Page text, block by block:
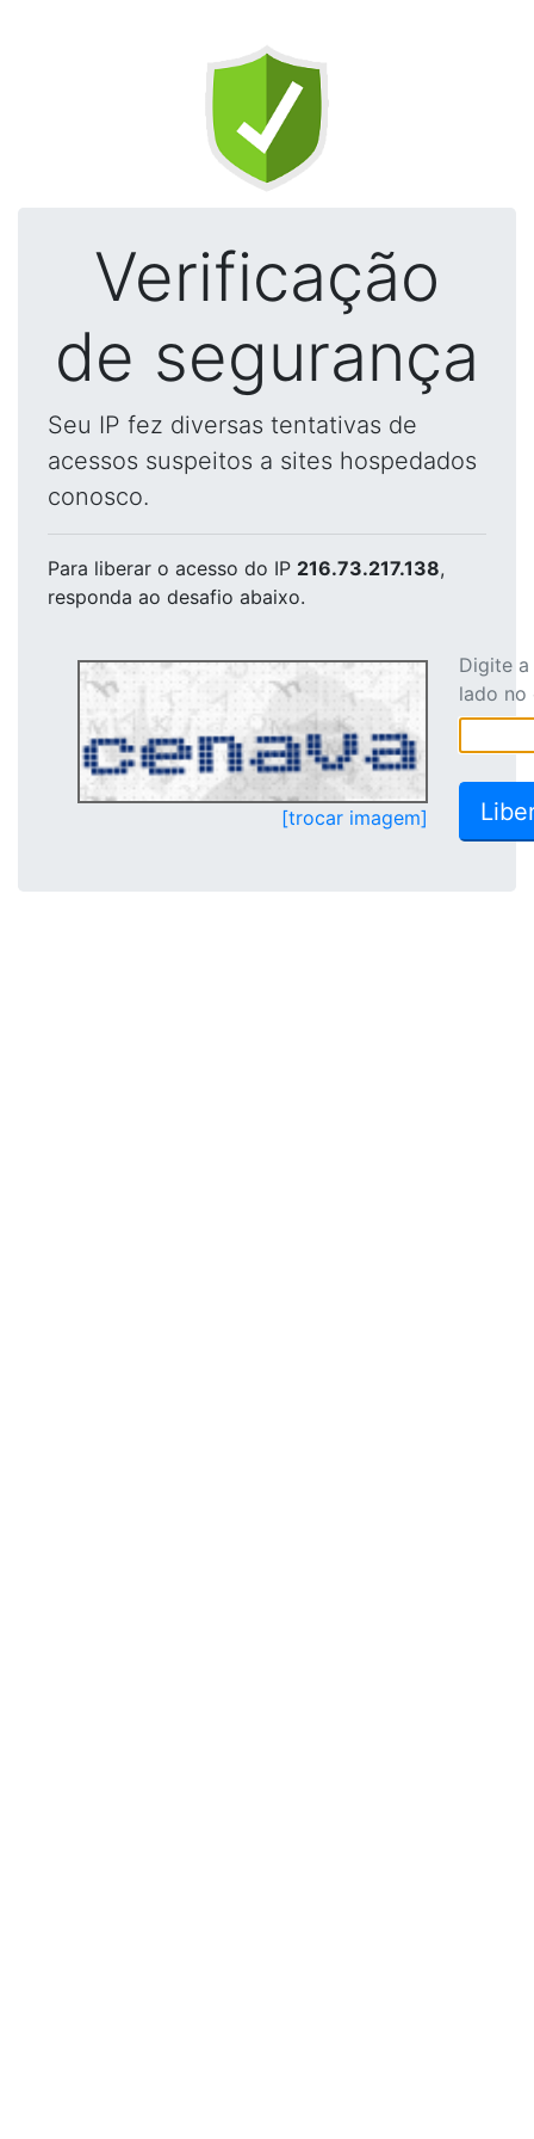
Verificação
de segurança
Seu IP fez diversas tentativas de
acessos suspeitos a sites hospedados
conosco.
Para liberar o acesso do IP 216.73.217.138,
responda ao desafio abaixo.
[trocar imagem]
Digite
lado no